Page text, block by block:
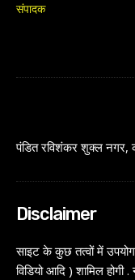
संपादक
पंडित रविशंकर शुक्ल नगर,
Disclaimer
साइट के कुछ तत्वों में
विडियो आदि ) शामिल